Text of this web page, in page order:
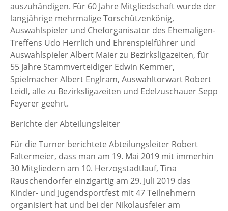
auszuhändigen. Für 60 Jahre Mitgliedschaft wurde der
langjährige mehrmalige Torschützenkönig,
Auswahlspieler und Cheforganisator des Ehemaligen-
Treffens Udo Herrlich und Ehrenspielführer und
Auswahlspieler Albert Maier zu Bezirksligazeiten, für
55 Jahre Stammverteidiger Edwin Kemmer,
Spielmacher Albert Englram, Auswahltorwart Robert
Leidl, alle zu Bezirksligazeiten und Edelzuschauer Sepp
Feyerer geehrt.
Berichte der Abteilungsleiter
Für die Turner berichtete Abteilungsleiter Robert
Faltermeier, dass man am 19. Mai 2019 mit immerhin
30 Mitgliedern am 10. Herzogstadtlauf, Tina
Rauschendorfer einzigartig am 29. Juli 2019 das
Kinder- und Jugendsportfest mit 47 Teilnehmern
organisiert hat und bei der Nikolausfeier am